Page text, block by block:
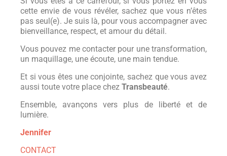
cette envie de vous révéler, sachez que vous n’êtes
pas seul(e). Je suis là, pour vous accompagner avec
bienveillance, respect, et amour du détail.
Vous pouvez me contacter pour une transformation,
un maquillage, une écoute, une main tendue.
Et si vous êtes une conjointe, sachez que vous avez
aussi toute votre place chez Transbeauté.
Ensemble, avançons vers plus de liberté et de
lumière.
Jennifer
CONTACT